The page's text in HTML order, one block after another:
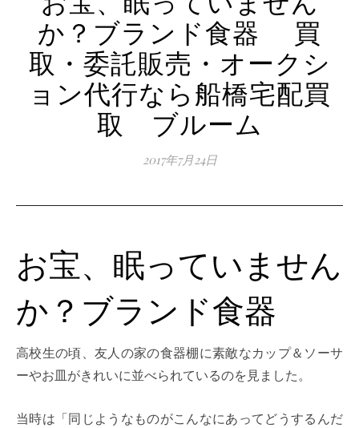
か？ブランド食器 買
取・委託販売・オークシ
ョン代行なら船橋宅配買
取 ブルーム
2017年7月24日
お宝、眠っていません
か？ブランド食器
高校生の頃、友人の家の食器棚に素敵なカップ＆ソーサ
ーやお皿がきれいに並べられているのを見ました。
当時は「同じようなものがこんなにあってどうするんだ